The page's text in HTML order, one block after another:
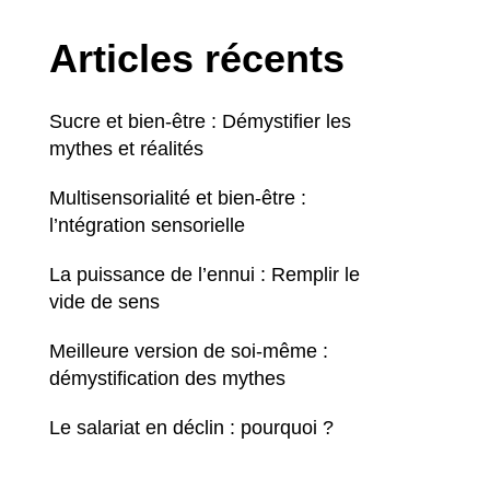
Articles récents
Sucre et bien-être : Démystifier les
mythes et réalités
Multisensorialité et bien-être :
l’ntégration sensorielle
La puissance de l’ennui : Remplir le
vide de sens
Meilleure version de soi-même :
démystification des mythes
Le salariat en déclin : pourquoi ?